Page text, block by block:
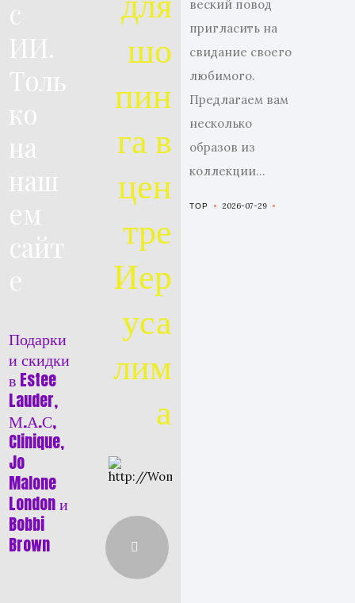
с
ИИ.
Толь
ко
на
наш
ем
сайт
е
Подарки
и скидки
в Estee
Lauder,
М.А.С,
Clinique,
Jo
Malone
London и
Bobbi
Brown
шо
пин
га в
цен
тре
Иер
уса
лим
а
веский повод
пригласить на
свидание своего
любимого.
Предлагаем вам
несколько
образов из
коллекции...
TOP 2026-07-29